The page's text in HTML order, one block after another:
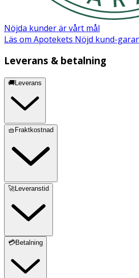
Nöjda kunder är vårt mål
Läs om Apotekets Nöjd kund-
Leverans & betalning
🚚Leverans
🧺Fraktkostnad
🚀Leveranstid
💳Betalning